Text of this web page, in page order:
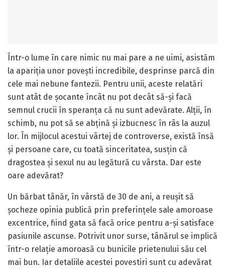
Într-o lume în care nimic nu mai pare a ne uimi, asistăm
la apariția unor povești incredibile, desprinse parcă din
cele mai nebune fantezii. Pentru unii, aceste relatări
sunt atât de șocante încât nu pot decât să-și facă
semnul crucii în speranța că nu sunt adevărate. Alții, în
schimb, nu pot să se abțină și izbucnesc în râs la auzul
lor. În mijlocul acestui vârtej de controverse, există însă
și persoane care, cu toată sinceritatea, susțin că
dragostea și sexul nu au legătură cu vârsta. Dar este
oare adevărat?
Un bărbat tânăr, în vârstă de 30 de ani, a reușit să
șocheze opinia publică prin preferințele sale amoroase
excentrice, fiind gata să facă orice pentru a-și satisface
pasiunile ascunse. Potrivit unor surse, tânărul se implică
într-o relație amoroasă cu bunicile prietenului său cel
mai bun. Iar detaliile acestei povestiri sunt cu adevărat